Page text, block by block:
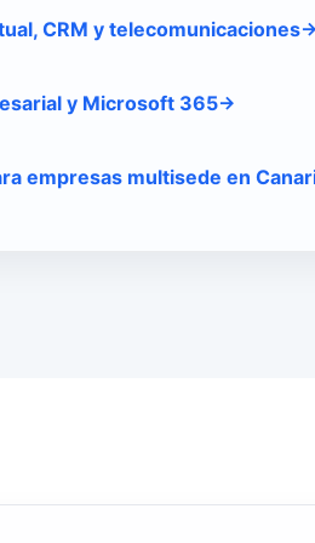
CRM y telecomunicaciones
y Microsoft 365
empresas multisede en